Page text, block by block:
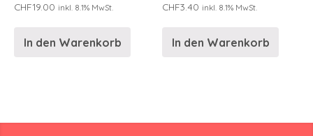
CHF19.00 inkl. 8.1% MwSt.
In den Warenkorb
CHF3.40 inkl. 8.1% MwSt.
In den Warenkorb